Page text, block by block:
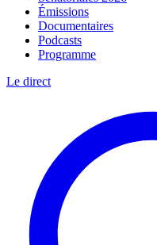
Émissions
Documentaires
Podcasts
Programme
Le direct